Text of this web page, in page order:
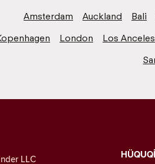
Amsterdam Auckland Bali
London Los Anceles
LLC HÜQUQİ